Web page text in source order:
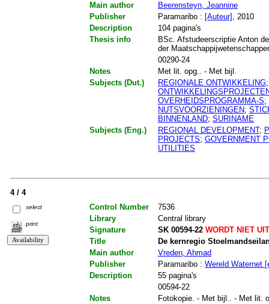
Main author
Beerensteyn, Jeannine
Publisher
Paramaribo : [Auteur] , 2010
Description
104 pagina's
Thesis info
BSc. Afstudeerscriptie Anton
der
00290-24
Notes
Met lit. opg.. - Met bijl.
Subjects (Dut.)
REGIONALE ONTWIKKELING
OVERHEIDSPROGRAMMA-S;
NUTSVOORZIENINGEN;
BINNENLAND; SURINAME
Subjects (Eng.)
REGIONAL DEVELOPMENT;
PROJECTS; GOVERNMENT
UTILITIES
4 / 4
select
print
Control Number
7536
Library
Central library
Signature
SK 00594-22WORDT NIET
Title
De kernregio
Main author
Vreden, Ahmad
Publisher
Paramaribo : Wereld Waternet
Description
55 pagina's
00594-22
Notes
Fotokopie. - Met bijl.. - Met lit.